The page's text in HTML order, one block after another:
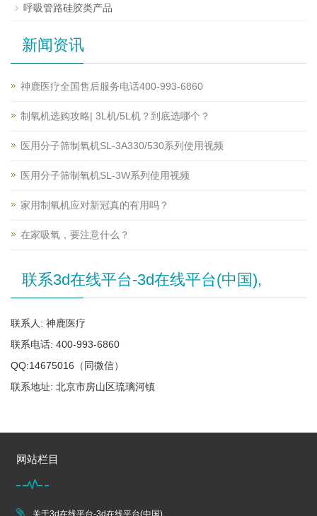
呼吸管路硅胶类产品
新闻资讯
神鹿医疗全国售后服务电话400-993-6860
制氧机选购攻略| 3L机/5L机？到底选哪个？
医用分子筛制氧机SL-3A330/530系列使用视频
医用分子筛制氧机SL-3W系列使用视频
家用制氧机应对新冠真的有用吗？
在家吸氧，要注意什么？
联系3d在线平台-3d在线平台(中国),
联系人: 神鹿医疗
联系电话: 400-993-6860
QQ:14675016（同微信）
联系地址: 北京市房山区琉璃河镇
网站栏目